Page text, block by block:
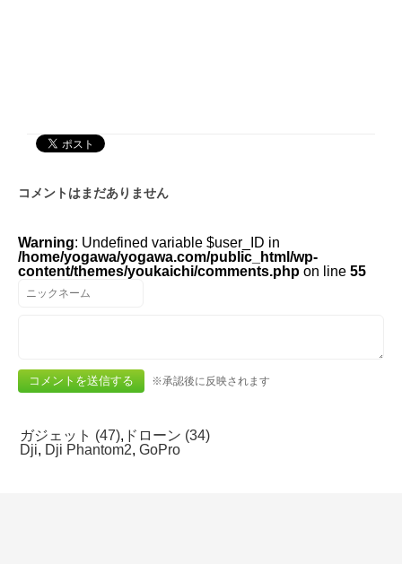
コメントはまだありません
Warning: Undefined variable $user_ID in
/home/yogawa/yogawa.com/public_html/wp-
content/themes/youkaichi/comments.php on line 55
※承認後に反映されます
ガジェット (47), ドローン (34)
Dji, Dji Phantom2,GoPro